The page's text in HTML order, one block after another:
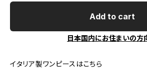
Add to cart
日本国内にお住まいの方
イタリア製ワンピースはこちら